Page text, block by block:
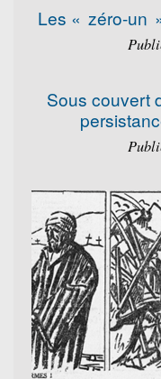
Les « zéro-un
Sous couvert